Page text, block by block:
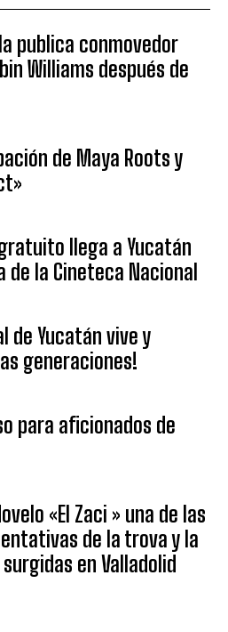
publica conmovedor
Williams después de
de Maya Roots y
llega a Yucatán
la Cineteca Nacional
de Yucatán vive y
generaciones!
para aficionados de
«El Zaci » una de las
de la trova y la
en Valladolid